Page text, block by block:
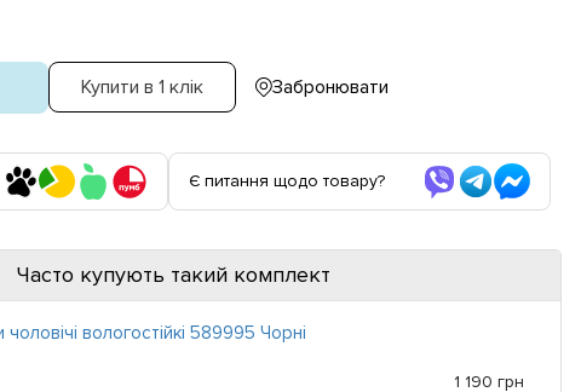
Купити в 1 клік Забронювати
Є питання щодо товару?
Часто купують такий комплект
чоловічі вологостійкі 589995 Чорні
1 190 грн